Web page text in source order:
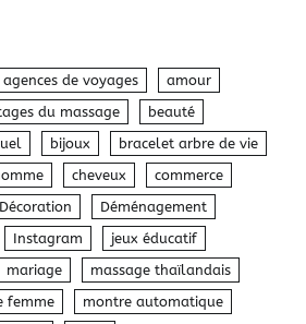
agences de voyages
amour
du massage
beauté
bijoux
bracelet arbre de vie
cheveux
commerce
Décoration
Déménagement
Instagram
jeux éducatif
mariage
massage thaïlandais
femme
montre automatique